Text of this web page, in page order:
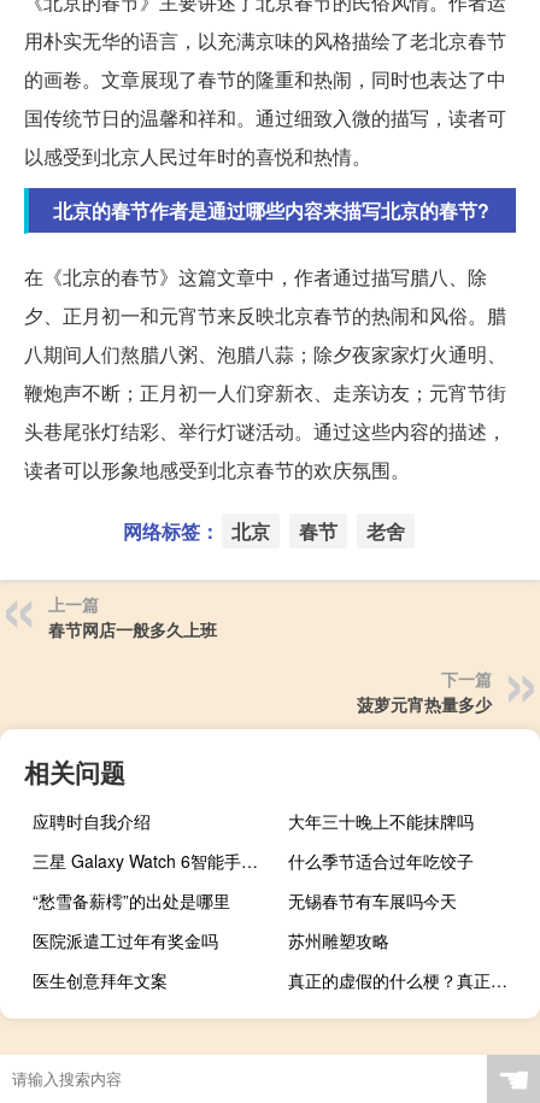
用朴实无华的语言，以充满京味的风格描绘了老北京春节
的画卷。文章展现了春节的隆重和热闹，同时也表达了中
国传统节日的温馨和祥和。通过细致入微的描写，读者可
以感受到北京人民过年时的喜悦和热情。
北京的春节作者是通过哪些内容来描写北京的春节?
在《北京的春节》这篇文章中，作者通过描写腊八、除
夕、正月初一和元宵节来反映北京春节的热闹和风俗。腊
八期间人们熬腊八粥、泡腊八蒜；除夕夜家家灯火通明、
鞭炮声不断；正月初一人们穿新衣、走亲访友；元宵节街
头巷尾张灯结彩、举行灯谜活动。通过这些内容的描述，
读者可以形象地感受到北京春节的欢庆氛围。
网络标签： 北京 春节 老舍
上一篇
春节网店一般多久上班
下一篇
菠萝元宵热量多少
相关问题
应聘时自我介绍
大年三十晚上不能抹牌吗
三星 Galaxy Watch 6智能手表防水吗
什么季节适合过年吃饺子
“愁雪备薪樗”的出处是哪里
无锡春节有车展吗今天
医院派遣工过年有奖金吗
苏州雕塑攻略
医生创意拜年文案
真正的虚假的什么梗？真正的虚假的是什么意思什么梗
☚